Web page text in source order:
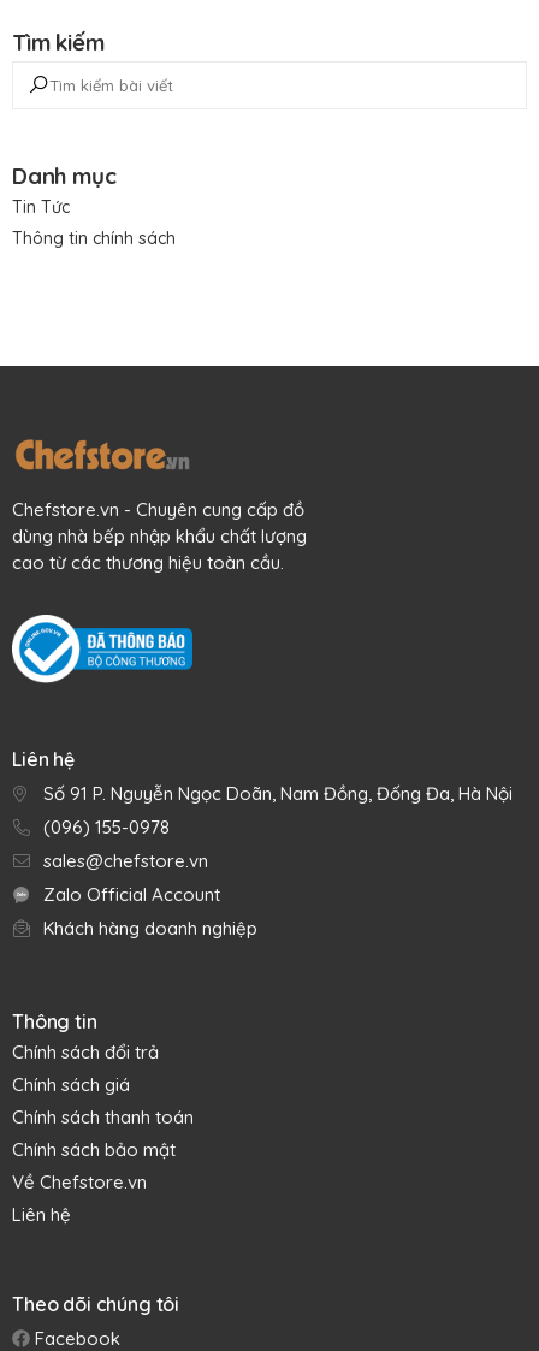
Tìm kiếm
Danh mục
Tin Tức
Thông tin chính sách
Chefstore.vn - Chuyên cung cấp đồ
dùng nhà bếp nhập khẩu chất lượng
cao từ các thương hiệu toàn cầu.
Liên hệ
Số 91 P. Nguyễn Ngọc Doãn, Nam Đồng, Đống Đa, Hà Nội
(096) 155-0978
sales@chefstore.vn
Zalo Official Account
Khách hàng doanh nghiệp
Thông tin
Chính sách đổi trả
Chính sách giá
Chính sách thanh toán
Chính sách bảo mật
Về Chefstore.vn
Liên hệ
Theo dõi chúng tôi
Facebook